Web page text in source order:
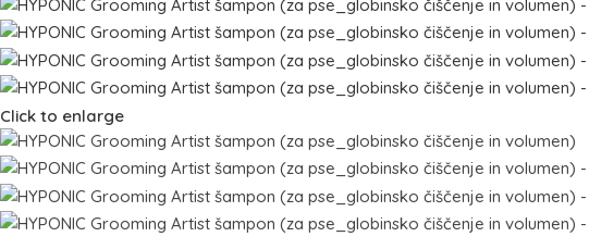
Click to enlarge